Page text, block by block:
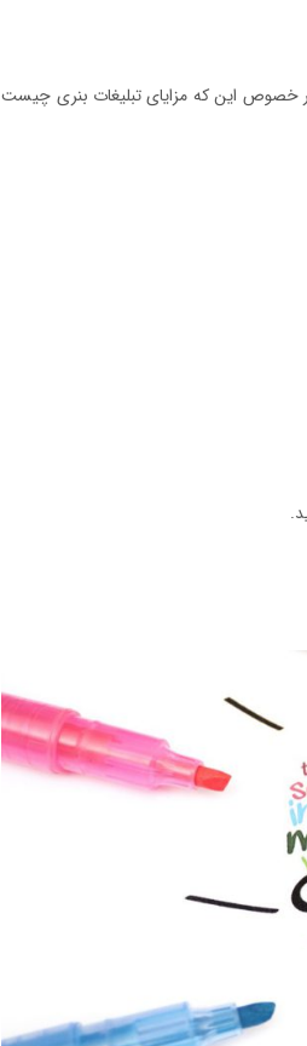
خصوص این که مزایای تبلیغات بنری چیست